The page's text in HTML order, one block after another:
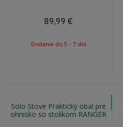
89,99 €
Dodanie do 5 - 7 dní
Solo Stove Praktický obal pre
ohnisko so stolíkom RANGER